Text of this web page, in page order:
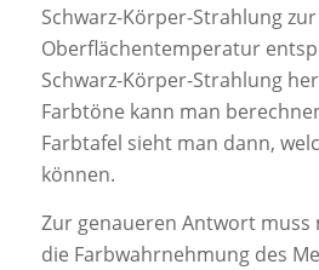
Schwarz-Körper-Strahlung
Oberflächentemperatur
Schwarz-Körper-Strahlung
Farbtöne kann man
Farbtafel sieht man dann,
können.
Zur genaueren Antwort muss
die Farbwahrnehmung des